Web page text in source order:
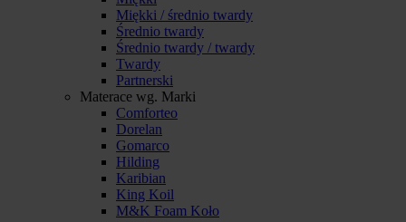
Miękki / średnio twardy
Średnio twardy
Średnio twardy / twardy
Twardy
Partnerski
Materace wg. Marki
Comforteo
Dorelan
Gomarco
Hilding
Karibian
King Koil
M&K Foam Koło